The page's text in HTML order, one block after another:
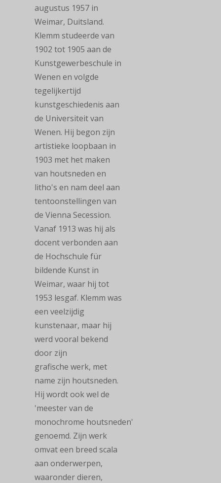
augustus 1957 in
Weimar, Duitsland.
Klemm studeerde van
1902 tot 1905 aan de
Kunstgewerbeschule in
Wenen en volgde
tegelijkertijd
kunstgeschiedenis aan
de Universiteit van
Wenen. Hij begon zijn
artistieke loopbaan in
1903 met het maken
van houtsneden en
litho's en nam deel aan
tentoonstellingen van
de Vienna Secession.
Vanaf 1913 was hij als
docent verbonden aan
de Hochschule für
bildende Kunst in
Weimar, waar hij tot
1953 lesgaf. Klemm was
een veelzijdig
kunstenaar, maar hij
werd vooral bekend
door zijn
grafische werk, met
name zijn houtsneden.
Hij wordt ook wel de
'meester van de
monochrome houtsneden'
genoemd. Zijn werk
omvat een breed scala
aan onderwerpen,
waaronderdieren,